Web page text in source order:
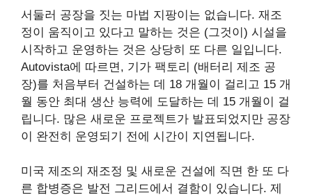
서둘러 공장을 짓는 마법 지팡이는 없습니다. 재조
정이 움직이고 있다고 말하는 것은 (그것이) 시설을
시작하고 운영하는 것은 상당히 또 다른 일입니다.
Autovista에 따르면, 기가 팩토리 (배터리 제조 공
장)를 처음부터 건설하는 데 18 개월이 걸리고 15 개
월 동안 최대 생산 능력에 도달하는 데 15 개월이 걸
립니다. 많은 새로운 프로젝트가 발표되었지만 공장
이 완전히 운영되기 전에 시간이 지연됩니다.
미국 제조의 재조정 및 새로운 건설에 직면 한 또 다
른 합병증은 발전 그리드에서 결함이 있습니다. 제